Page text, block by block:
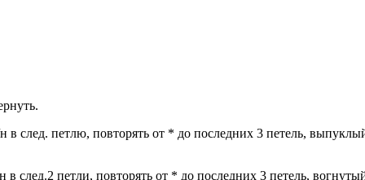
след. петлю, повторять от * до последних 3 петель,
след.2 петли, повторять от * до последних 3 петель,